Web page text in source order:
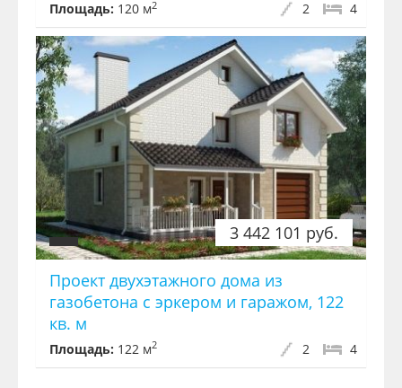
Площадь: 120 м2 4
2
3 442 101 руб.
Проект двуxэтажного дома из
газобетона с эркером и гаражом, 122
кв. м
Площадь: 122 м2 4
2